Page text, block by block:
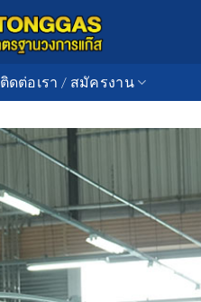
ติดต่อเรา / สมัครงาน